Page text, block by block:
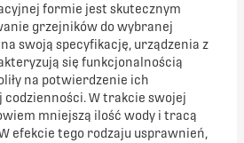
formie jest skutecznym
grzejników do wybranej
swoją specyfikację, urządzenia z
się funkcjonalnością
na potwierdzenie ich
codzienności. W trakcie swojej
mniejszą ilość wody i tracą
efekcie tego rodzaju usprawnień,